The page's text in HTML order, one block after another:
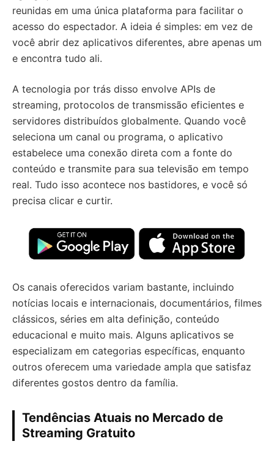
reunidas em uma única plataforma para facilitar o
acesso do espectador. A ideia é simples: em vez de
você abrir dez aplicativos diferentes, abre apenas um
e encontra tudo ali.
A tecnologia por trás disso envolve APIs de
streaming, protocolos de transmissão eficientes e
servidores distribuídos globalmente. Quando você
seleciona um canal ou programa, o aplicativo
estabelece uma conexão direta com a fonte do
conteúdo e transmite para sua televisão em tempo
real. Tudo isso acontece nos bastidores, e você só
precisa clicar e curtir.
Os canais oferecidos variam bastante, incluindo
notícias locais e internacionais, documentários, filmes
clássicos, séries em alta definição, conteúdo
educacional e muito mais. Alguns aplicativos se
especializam em categorias específicas, enquanto
outros oferecem uma variedade ampla que satisfaz
diferentes gostos dentro da família.
Tendências Atuais no Mercado de
Streaming Gratuito